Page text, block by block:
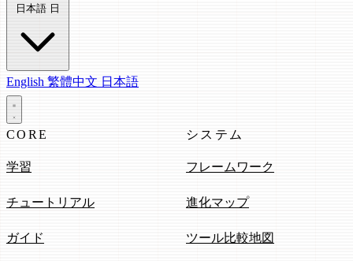
日本語 日
English 繁體中文 日本語
CORE
学習
チュートリアル
ガイド
システム
フレームワーク
進化マップ
ツール比較地図